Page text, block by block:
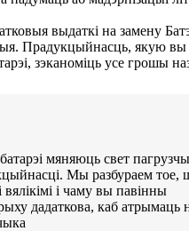
выдаткі на замену
Прадукцыйнасць, якую вы
зэканоміць усе грошы
мяняюць свет
Мы разбураем тое,
вялікімі і чаму вы павінны
дадаткова, каб атрымаць